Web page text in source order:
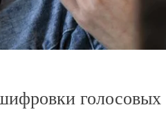
голосовых